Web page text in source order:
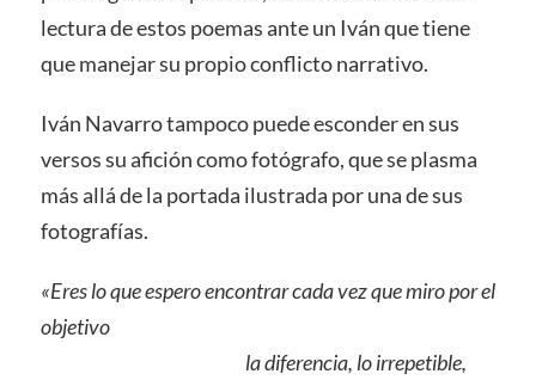
lectura de estos poemas ante un Iván que tiene
que manejar su propio conflicto narrativo.
Iván Navarro tampoco puede esconder en sus
versos su afición como fotógrafo, que se plasma
más allá de la portada ilustrada por una de sus
fotografías.
«Eres lo que espero encontrar cada vez que miro por el
objetivo
la diferencia, lo irrepetible,